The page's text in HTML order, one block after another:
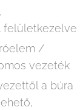
felületkezelve
/
vezeték
a búra